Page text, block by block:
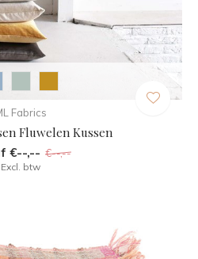
Fabrics
Fluwelen Kussen
€--,-- €--,--
Excl. btw